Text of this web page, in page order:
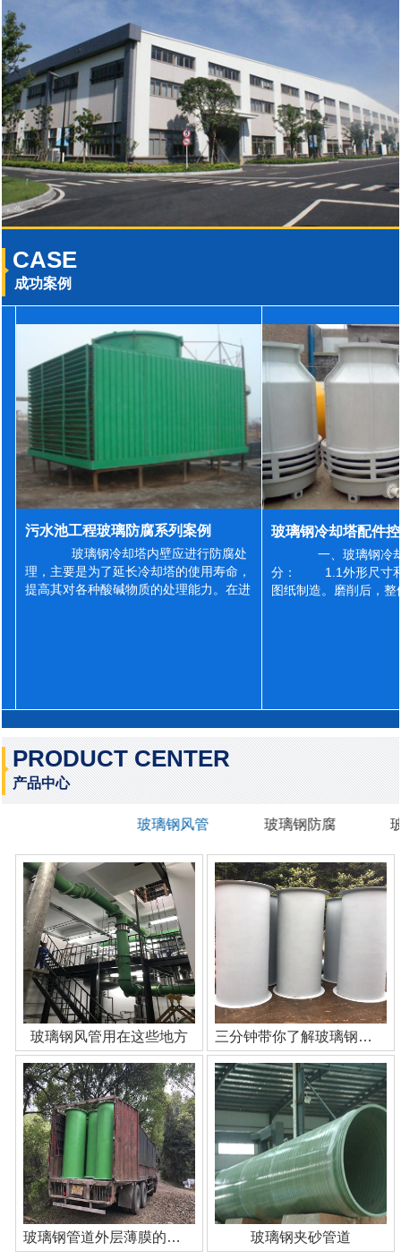
CASE
成功案例
污水池工程玻璃防腐系列案例
玻璃钢冷却塔内壁应进行防腐处
理，主要是为了延长冷却塔的使用寿命，
提高其对各种酸碱物质的处理能力。在进
一、玻璃钢冷
分： 1.1外形尺寸和
图纸制造。磨削后，
PRODUCT CENTER
产品中心
玻璃钢风管 玻璃钢防腐
玻璃钢风管用在这些地方 三分钟带你了解玻璃钢管道
玻璃钢管道外层薄膜的作用 玻璃钢夹砂管道